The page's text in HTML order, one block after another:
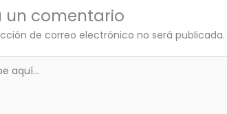
un comentario
de correo electrónico no será publicada.